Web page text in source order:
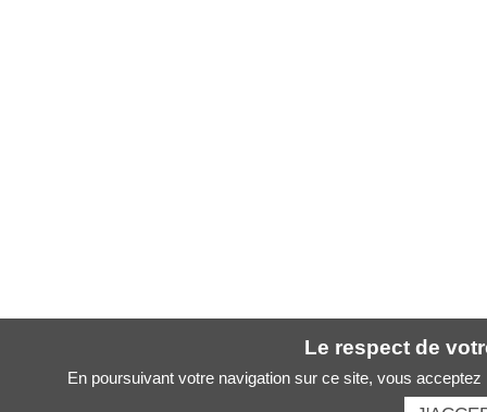
Le respect de
En poursuivant votre navigation sur ce site, vous